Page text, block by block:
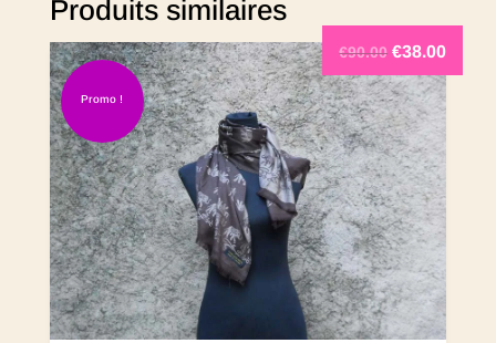
Produits similaires
Promo !
€90.00 €38.00